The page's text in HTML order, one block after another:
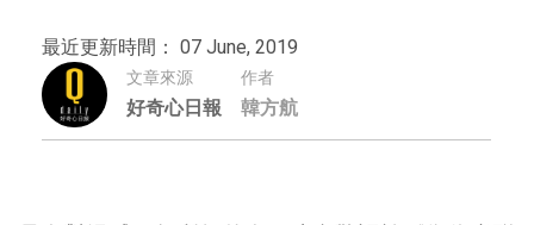
最近更新時間： 07 June, 2019
文章來源
好奇心日報
作者
韓方航